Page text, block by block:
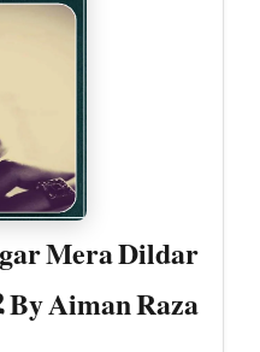
Mera Dildar
By Aiman Raza